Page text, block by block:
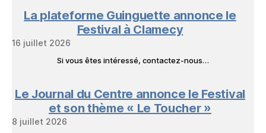
La plateforme Guinguette annonce le
Festival à Clamecy
16 juillet 2026
Si vous êtes intéressé, contactez-nous…
Le Journal du Centre annonce le Festival
et son thème « Le Toucher »
8 juillet 2026